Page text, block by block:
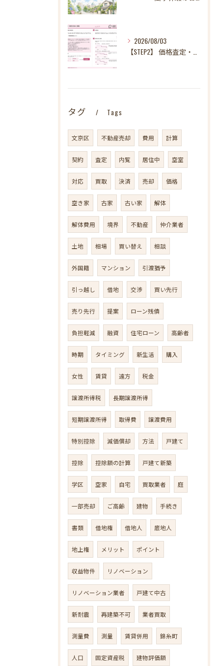
2026/08/03
タグ Tags
文京区 不動産売却 費用 計算
契約 査定 内覧 居住中 空室
対応 買取 決済 売却 価格
空き家 古家 古い家 解体
解体費用 境界 不動産 仲介業者
土地 相場 買い替え 相談
外国籍 マンション 引渡猶予
引っ越し 借地 交渉 買い先行
売り先行 提案 ローン残債
負担軽減 融資 住宅ローン 高齢者
時期 タイミング 新生活 購入
女性 賃貸 遠方 税金
譲渡所得税 長期譲渡所得
短期譲渡所得 取得費 譲渡費用
特別控除 減価償却 方法 戸建て
控除 控除額の計算 戸建て新築
学区 空家 自宅 買取業者 庭
一部売却 ご高齢 建物 手続き
書類 借地権 借地人 底地人
地上権 メリット ポイント
収益物件 リノベーション
リノベーション業者 戸建て中古
新耐震 再建築不可 業者買取
測量費 測量 賃貸併用 錦糸町
人口 固定資産税 建物評価額